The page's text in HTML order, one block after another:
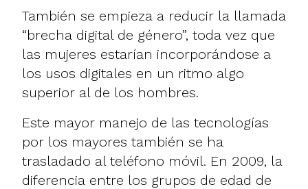
También se empieza a reducir la llamada
“brecha digital de género”, toda vez que
las mujeres estarían incorporándose a
los usos digitales en un ritmo algo
superior al de los hombres.
Este mayor manejo de las tecnologías
por los mayores también se ha
trasladado al teléfono móvil. En 2009, la
diferencia entre los grupos de edad de